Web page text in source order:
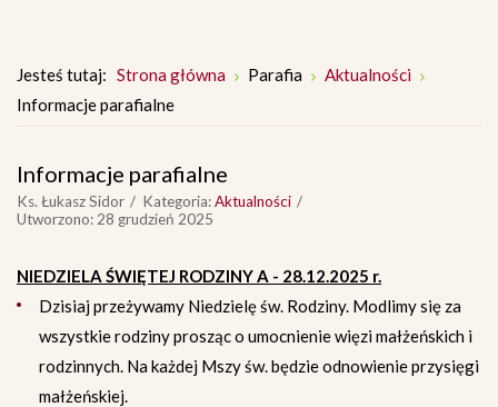
Jesteś tutaj: Strona główna Parafia
Aktualności
Informacje parafialne
Informacje parafialne
Ks. Łukasz Sidor Kategoria:Aktualności
Utworzono: 28 grudzień 2025
NIEDZIELA ŚWIĘTEJ RODZINY A - 28.12.2025 r.
Dzisiaj przeżywamy Niedzielę św. Rodziny. Modlimy się za
wszystkie rodziny prosząc o umocnienie więzi małżeńskich i
rodzinnych. Na każdej Mszy św. będzie odnowienie przysięgi
małżeńskiej.